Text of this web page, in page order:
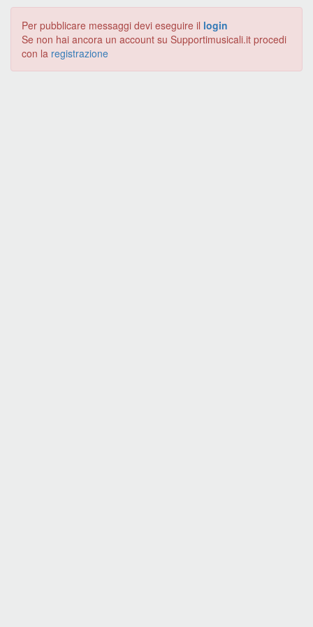
Per pubblicare messaggi devi eseguire il login
Se non hai ancora un account su Supportimusicali.it procedi
con la registrazione